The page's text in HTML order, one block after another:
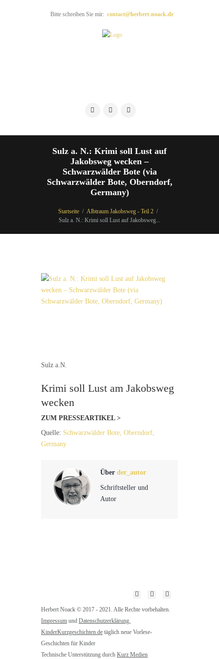
Bitte schreiben Sie mir: contact@herbert-noack.de
Sulz a. N.: Krimi soll Lust auf
Jakobsweg wecken –
Schwarzwälder Bote (via
Schwarzwälder Bote, Oberndorf,
Germany)
Startseite
Albtraum Jakobsweg - Teil 2
Sulz a. N.: Krimi soll Lust auf Jakobsweg...
Sulz a.N.
Krimi soll Lust am Jakobsweg
wecken
ZUM PRESSEARTIKEL >
Quelle: Schwarzwälder Bote, Oberndorf,
Germany
Über der_autor
Schriftsteller und
Autor
Herbert Noack © 2017 - 2021. Alle Rechte vorbehalten.
Impressum und Datenschutzerklärung.
KinderKurzgeschichten.de täglich neue Vorlese-
Geschichten für Kinder
Technische Unterstützung durch Kurz Medien